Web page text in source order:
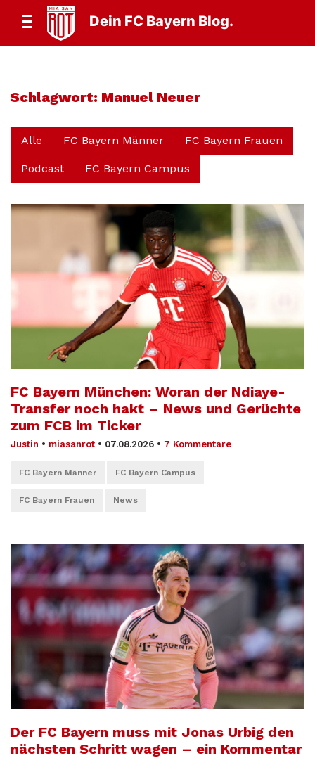
Dein FC Bayern Blog.
Schlagwort: Manuel Neuer
Alle FC Bayern Männer FC Bayern Frauen
Podcast FC Bayern Campus
FC Bayern München: Woran der Ndiaye-
Transfer noch hakt – News und Gerüchte
zum FCB im Ticker
Justin • miasanrot • 07.08.2026 • 7 Kommentare
FC Bayern Männer FC Bayern Campus
FC Bayern Frauen News
Der FC Bayern muss mit Jonas Urbig den
nächsten Schritt wagen – ein Kommentar